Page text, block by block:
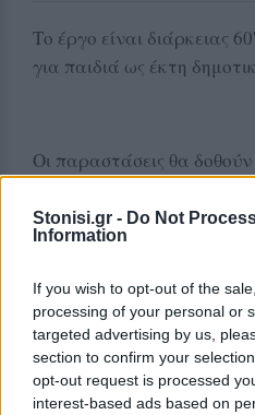
Stonisi.gr - Do Not
Information
If you wish to opt-out of the
processing of your personal or
targeted advertising by us,
section to confirm your
opt-out request is processed
interest-based ads based on
Το έργο είναι διάρκειας
για παιδιά ως έκτη
Οι παραστάσεις θα δοθούν
-Σάββατο 7 Μαρτίου
Μυτιλήνης
-Κυριακή 8 Μαρτίου στο
Καλλονήςστις 11:30,
-Δευτέρα 9 Μαρτίου
Μυτιλήνηςστις 18:00,